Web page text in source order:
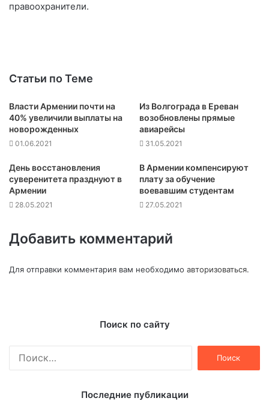
правоохранители.
Статьи по Теме
Власти Армении почти на
40% увеличили выплаты на
новорожденных
01.06.2021
Из Волгограда в Ереван
возобновлены прямые
авиарейсы
31.05.2021
День восстановления
суверенитета празднуют в
Армении
28.05.2021
В Армении компенсируют
плату за обучение
воевавшим студентам
27.05.2021
Добавить комментарий
Для отправки комментария вам необходимо авторизоваться.
Поиск по сайту
Последние публикации